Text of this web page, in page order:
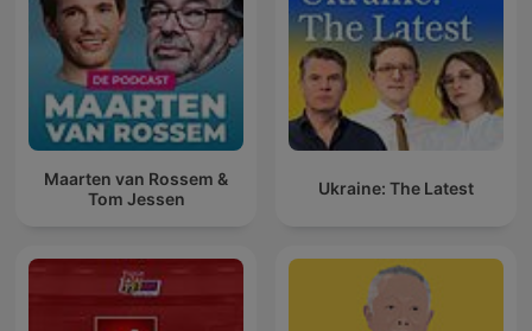
Maarten van Rossem &
Tom Jessen
Ukraine: The Latest